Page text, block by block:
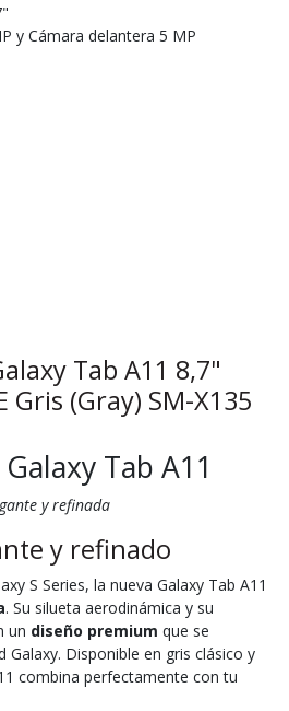
y Cámara delantera 5 MP
Tab A11 8,7"
Gris (Gray) SM-X135
Tab A11
y refinada
y refinado
S Series, la nueva Galaxy Tab A11
. Su silueta aerodinámica y su
un diseño premium que se
Galaxy. Disponible en gris clásico y
combina perfectamente con tu